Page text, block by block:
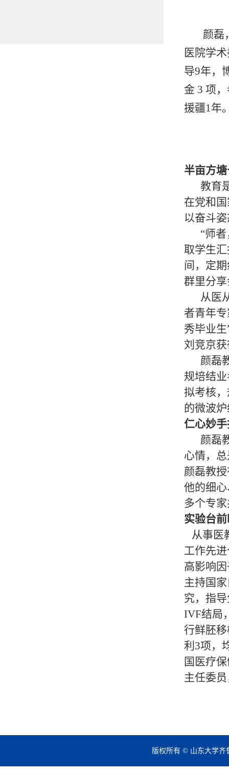
颜磊
医院学
导9年，
金 3 项
援疆1年
半亩方
教育
在党和
以奋斗
“师
取学生
间，定
群里分
从医
者青年
秀毕业
刘竞京
颜磊
规培结
拟考核
的微波
仁心妙
颜磊
心情，
颜磊教
他的细
多个专
实验台
从事医
工作先
高影响
主持国
究，指
IVF结局
行鲜胚
利3项，
国医疗
主任委
版权所有 © 山东大学